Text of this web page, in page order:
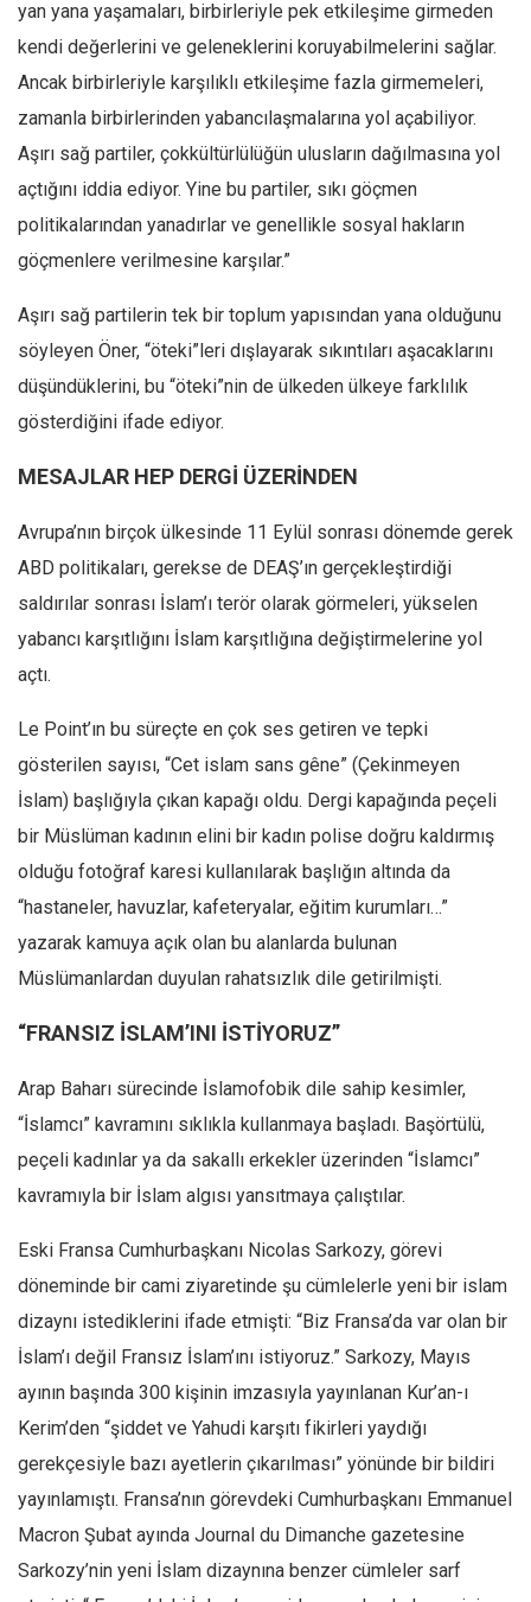
Amerika
Avustralya
Tarih
Düşünce
yan yana yaşamaları, birbirleriyle pek etkileşime girmeden
kendi değerlerini ve geleneklerini koruyabilmelerini sağlar.
Ancak birbirleriyle karşılıklı etkileşime fazla girmemeleri,
zamanla birbirlerinden yabancılaşmalarına yol açabiliyor.
Aşırı sağ partiler, çokkültürlülüğün ulusların dağılmasına yol
açtığını iddia ediyor. Yine bu partiler, sıkı göçmen
politikalarından yanadırlar ve genellikle sosyal hakların
göçmenlere verilmesine karşılar.”
Aşırı sağ partilerin tek bir toplum yapısından yana olduğunu
söyleyen Öner, “öteki”leri dışlayarak sıkıntıları aşacaklarını
düşündüklerini, bu “öteki”nin de ülkeden ülkeye farklılık
gösterdiğini ifade ediyor.
MESAJLAR HEP DERGİ ÜZERİNDEN
Avrupa’nın birçok ülkesinde 11 Eylül sonrası dönemde gerek
ABD politikaları, gerekse de DEAŞ’ın gerçekleştirdiği
saldırılar sonrası İslam’ı terör olarak görmeleri, yükselen
yabancı karşıtlığını İslam karşıtlığına değiştirmelerine yol
açtı.
Le Point’ın bu süreçte en çok ses getiren ve tepki
gösterilen sayısı, “Cet islam sans gêne” (Çekinmeyen
İslam) başlığıyla çıkan kapağı oldu. Dergi kapağında peçeli
bir Müslüman kadının elini bir kadın polise doğru kaldırmış
olduğu fotoğraf karesi kullanılarak başlığın altında da
“hastaneler, havuzlar, kafeteryalar, eğitim kurumları…”
yazarak kamuya açık olan bu alanlarda bulunan
Müslümanlardan duyulan rahatsızlık dile getirilmişti.
“FRANSIZ İSLAM’INI İSTİYORUZ”
Arap Baharı sürecinde İslamofobik dile sahip kesimler,
“İslamcı” kavramını sıklıkla kullanmaya başladı. Başörtülü,
peçeli kadınlar ya da sakallı erkekler üzerinden “İslamcı”
kavramıyla bir İslam algısı yansıtmaya çalıştılar.
Eski Fransa Cumhurbaşkanı Nicolas Sarkozy, görevi
döneminde bir cami ziyaretinde şu cümlelerle yeni bir islam
dizaynı istediklerini ifade etmişti: “Biz Fransa’da var olan bir
İslam’ı değil Fransız İslam’ını istiyoruz.” Sarkozy, Mayıs
ayının başında 300 kişinin imzasıyla yayınlanan Kur’an-ı
Kerim’den “şiddet ve Yahudi karşıtı fikirleri yaydığı
gerekçesiyle bazı ayetlerin çıkarılması” yönünde bir bildiri
yayınlamıştı. Fransa’nın görevdeki Cumhurbaşkanı Emmanuel
Macron Şubat ayında Journal du Dimanche gazetesine
Sarkozy’nin yeni İslam dizaynına benzer cümleler sarf